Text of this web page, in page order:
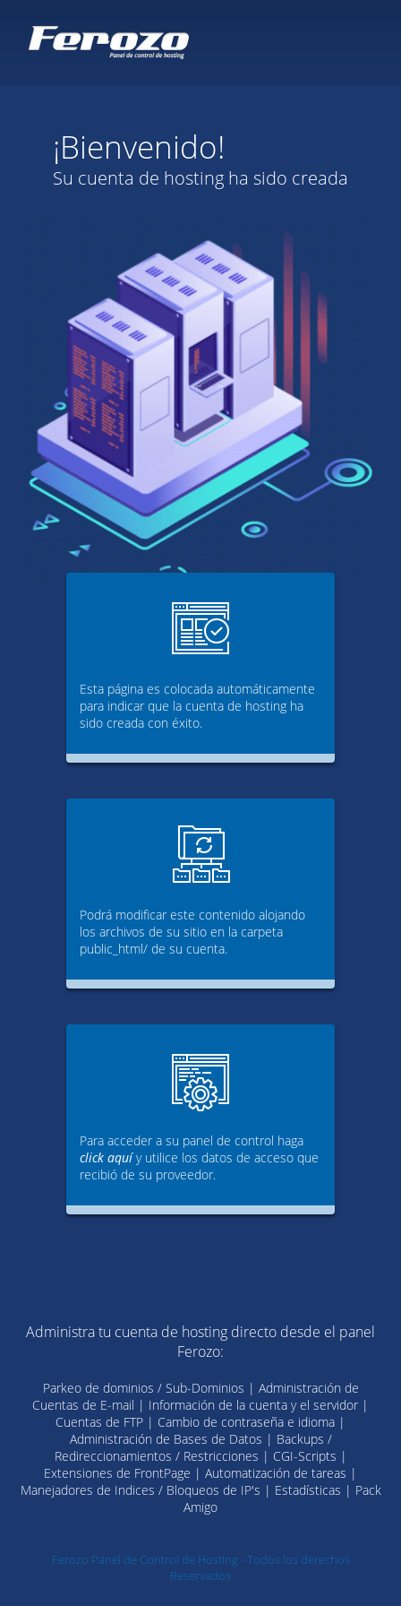
¡Bienvenido!
Su cuenta de hosting ha sido creada
Esta página es colocada automáticamente
para indicar que la cuenta de hosting ha
sido creada con éxito.
Podrá modificar este contenido alojando
los archivos de su sitio en la carpeta
public_html/ de su cuenta.
Para acceder a su panel de control haga
click aquíy utilice los datos de acceso que
recibió de su proveedor.
Administra tu cuenta de hosting directo desde el panel
Ferozo:
Parkeo de dominios / Sub-Dominios | Administración de
Cuentas de E-mail | Información de la cuenta y el servidor |
Cuentas de FTP | Cambio de contraseña e idioma |
Administración de Bases de Datos | Backups /
Redireccionamientos / Restricciones | CGI-Scripts |
Extensiones de FrontPage | Automatización de tareas |
Manejadores de Indices / Bloqueos de IP's | Estadísticas | Pack
Amigo
Ferozo Panel de Control de Hosting - Todos los derechos
Reservados